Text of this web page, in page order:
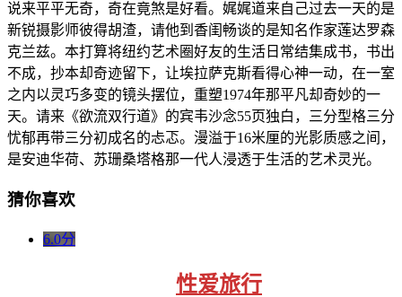
说来平平无奇，奇在竟煞是好看。娓娓道来自己过去一天的是
新锐摄影师彼得胡渣，请他到香闺畅谈的是知名作家莲达罗森
克兰兹。本打算将纽约艺术圈好友的生活日常结集成书，书出
不成，抄本却奇迹留下，让埃拉萨克斯看得心神一动，在一室
之内以灵巧多变的镜头摆位，重塑1974年那平凡却奇妙的一
天。请来《欲流双行道》的宾韦沙念55页独白，三分型格三分
忧郁再带三分初成名的忐忑。漫溢于16米厘的光影质感之间，
是安迪华荷、苏珊桑塔格那一代人浸透于生活的艺术灵光。
猜你喜欢
6.0分
性爱旅行